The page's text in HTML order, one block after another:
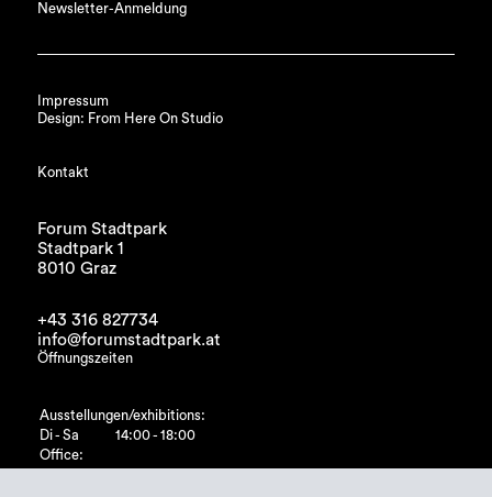
Newsletter-Anmeldung
Impressum
Design: From Here On Studio
Kontakt
Forum Stadtpark
Stadtpark 1
8010 Graz
+43 316 827734
info@forumstadtpark.at
Öffnungszeiten
Ausstellungen/exhibitions:
Di - Sa
14:00 - 18:00
Office: